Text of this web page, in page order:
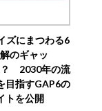
ズにまつわる6
のギャッ
？ 2030年の流
目指すGAP6の
トを公開